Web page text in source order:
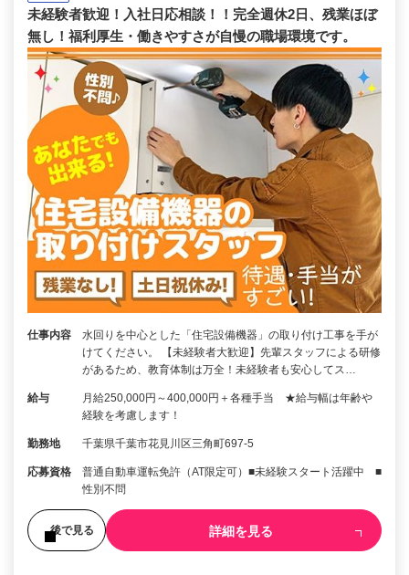
未経験者歓迎！入社日応相談！！完全週休2日、残業ほぼ
無し！福利厚生・働きやすさが自慢の職場環境です。
仕事内容
水回りを中心とした「住宅設備機器」の取り付け工事を手が
けてください。 【未経験者大歓迎】先輩スタッフによる研修
があるため、教育体制は万全！未経験者も安心してス…
給与
月給250,000円～400,000円＋各種手当 ★給与幅は年齢や
経験を考慮します！
勤務地 千葉県千葉市花見川区三角町697-5
応募資格
普通自動車運転免許（AT限定可）■未経験スタート活躍中 ■
性別不問
後で見る 詳細を見る